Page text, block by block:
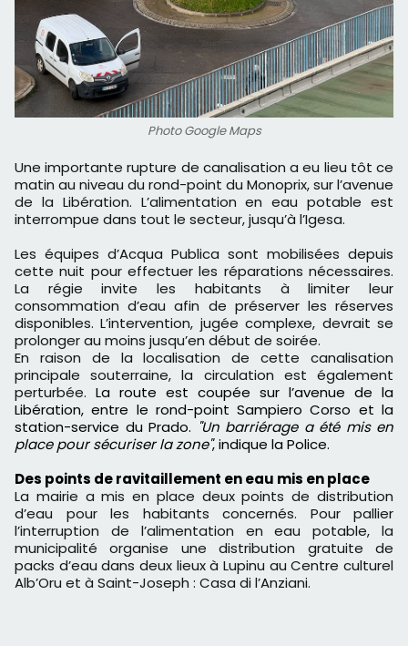
Photo Google Maps
Une importante rupture de canalisation a eu lieu tôt ce
matin au niveau du rond-point du Monoprix, sur l’avenue
de la Libération. L’alimentation en eau potable est
interrompue dans tout le secteur, jusqu’à l’Igesa.
Les équipes d’Acqua Publica sont mobilisées depuis
cette nuit pour effectuer les réparations nécessaires.
La régie invite les habitants à limiter leur
consommation d’eau afin de préserver les réserves
disponibles. L’intervention, jugée complexe, devrait se
prolonger au moins jusqu’en début de soirée.
En raison de la localisation de cette canalisation
principale souterraine, la circulation est également
perturbée. La route est coupée sur l’avenue de la
Libération, entre le rond-point Sampiero Corso et la
station-service du Prado. "Un barriérage a été mis en
place pour sécuriser la zone", indique la Police.
Des points de ravitaillement en eau mis en place
La mairie a mis en place deux points de distribution
d’eau pour les habitants concernés. Pour pallier
l’interruption de l’alimentation en eau potable, la
municipalité organise une distribution gratuite de
packs d’eau dans deux lieux à Lupinu au Centre culturel
Alb’Oru et à Saint-Joseph : Casa di l’Anziani.